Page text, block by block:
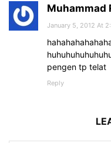
Muhammad
January 5, 2012 At
pengen tp telat
Reply